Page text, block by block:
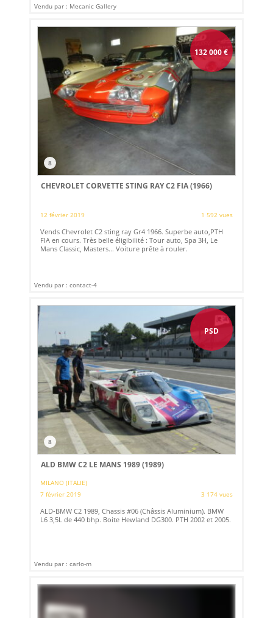
Vendu par : Mecanic Gallery
132 000€
8
CHEVROLET CORVETTE STING RAY C2 FIA (1966)
12 février 2019 1 592 vues
Vends Chevrolet C2 sting ray Gr4 1966. Superbe auto,PTH
FIA en cours. Très belle éligibilité : Tour auto, Spa 3H, Le
Mans Classic, Masters... Voiture prête à rouler.
Vendu par : contact-4
PSD
8
ALD BMW C2 LE MANS 1989 (1989)
MILANO (ITALIE)
7 février 2019
3 174 vues
ALD-BMW C2 1989, Chassis #06 (Châssis Aluminium). BMW
L6 3,5L de 440 bhp. Boite Hewland DG300. PTH 2002 et 2005.
Vendu par : carlo-m